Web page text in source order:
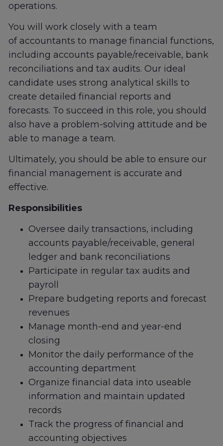
operations.
You will work closely with a team
of accountants to manage financial functions,
including accounts payable/receivable, bank
reconciliations and tax audits. Our ideal
candidate uses strong analytical skills to
create detailed financial reports and
forecasts. To succeed in this role, you should
also have a problem-solving attitude and be
able to manage a team.
Ultimately, you should be able to ensure our
financial management is accurate and
effective.
Responsibilities
Oversee daily transactions, including
accounts payable/receivable, general
ledger and bank reconciliations
Participate in regular tax audits and
payroll
Prepare budgeting reports and forecast
revenues
Manage month-end and year-end
closing
Monitor the daily performance of the
accounting department
Organize financial data into useable
information and maintain updated
records
Track the progress of financial and
accounting objectives